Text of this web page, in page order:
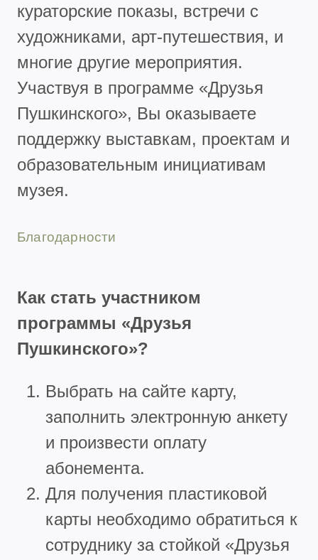
кураторские показы, встречи с
художниками, арт-путешествия, и
многие другие мероприятия.
Участвуя в программе «Друзья
Пушкинского», Вы оказываете
поддержку выставкам, проектам и
образовательным инициативам
музея.
Благодарности
Как стать участником
программы «Друзья
Пушкинского»?
Выбрать на сайте карту,
заполнить электронную анкету
и произвести оплату
абонемента.
Для получения пластиковой
карты необходимо обратиться к
сотруднику за стойкой «Друзья